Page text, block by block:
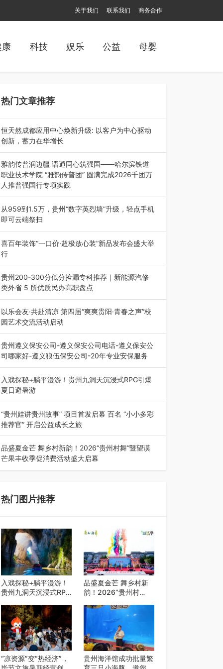
关于我们 联系我们 商务合作
科技 娱乐 公益 母婴
热门文章推荐
恒天然成都应用中心焕新升级: 以客户为中心驱动
创新，蓄力在华增长
融合全球研发实力与本土洞察，深化客户共创，赋
能西南市场创新发展 （7月27日，成…
雅韵传普润边疆 语通同心筑强国——哈尔滨铁道
职业技术学院 “雅韵传普团” 圆满完成2026千团万
人推普强国行专项实践
为扎实推进2026“千团万人推普强国行”大学生暑
期社会实践，牢牢紧扣 “雅韵传普…
从959到1.5万，贵州“数字英烈墙”升级，轻点手机
即可云端祭扫
八一建军节到来之际，由贵州省退役军人事务厅指
导，贵阳市退役军人事务局联合贵州广电…
喜百年装饰“一口价·超极放心装”新品发布会盛大举
行
2026年7月31日，喜百年装饰“一口价·超极放心
装”新品发布会在贵阳隆重举行。…
贵州200-300分低分捡漏专科推荐｜新能源汽修
类外省 5 所优质民办高职盘点
在贵州省高考志愿填报体系中，200至300分数段
考生可选择的省内工科、新能源汽车…
以乐会友·共赴清凉 第四届“爽爽贵阳·青春之声”校
园艺术交流活动启动
七月的贵阳，清风送爽，第四届“爽爽贵阳·青春之
声”校园管弦乐（合唱）艺术交流活动…
贵州遵义保安公司-遵义保安公司电话-遵义保安公
司哪家好-遵义狼伍保安公司-20年专业安保服务
在遵义，不管是企业园区运营、小区物业管理、建
筑工地施工、商业商场经营，还是举办各…
入戏探秘+躺平漫游！贵州九洞天沉浸式RPG引爆
夏日避暑游
入伏后的贵州，清凉依旧。而在毕节深处的九洞天
景区，贵州首个水上喀斯特沉浸式RPG…
“贵州娃讲贵州故事” 项目首发启幕 百名 “小小多彩
推荐官” 开启公益成长之旅
近日，由贵州教育出版社、阅美黔途阅见中国全国
阅读行动网络贵州站，遵义融媒体传媒集…
品盛夏金芒 舞乡村新韵！2026“贵州村舞”暨望谟
芒果丰收季促消费活动盛大启幕
热门图片推荐
入戏探秘+躺平漫游！
贵州九洞天沉浸式RPG
品盛夏金芒 舞乡村新
韵！2026“贵州村
促消费活动盛大启幕
“凉资源”变“热经济”，
贵州海洋馆成功批量繁